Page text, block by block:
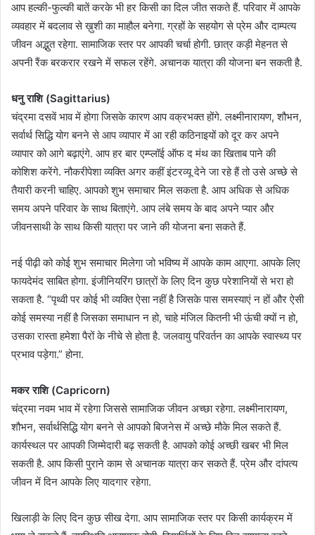
आप हल्की-फुल्की बातें करके भी हर किसी का दिल जीत सकते हैं. परिवार में आपके
व्यवहार में बदलाव से ख़ुशी का माहौल बनेगा. ग्रहों के सहयोग से प्रेम और दाम्पत्य
जीवन अद्भुत रहेगा. सामाजिक स्तर पर आपकी चर्चा होगी. छात्र कड़ी मेहनत से
अपनी रैंक बरकरार रखने में सफल रहेंगे. अचानक यात्रा की योजना बन सकती है.
धनु राशि (Sagittarius)
चंद्रमा दसवें भाव में होगा जिसके कारण आप वक्रभक्त होंगे. लक्ष्मीनारायण, शौभन,
सर्वार्थ सिद्धि योग बनने से आप व्यापार में आ रही कठिनाइयों को दूर कर अपने
व्यापार को आगे बढ़ाएंगे. आप हर बार एम्प्लॉई ऑफ द मंथ का खिताब पाने की
कोशिश करेंगे. नौकरीपेशा व्यक्ति अगर कहीं इंटरव्यू देने जा रहे हैं तो उसे अच्छे से
तैयारी करनी चाहिए. आपको शुभ समाचार मिल सकता है. आप अधिक से अधिक
समय अपने परिवार के साथ बिताएंगे. आप लंबे समय के बाद अपने प्यार और
जीवनसाथी के साथ किसी यात्रा पर जाने की योजना बना सकते हैं.
नई पीढ़ी को कोई शुभ समाचार मिलेगा जो भविष्य में आपके काम आएगा. आपके लिए
फायदेमंद साबित होगा. इंजीनियरिंग छात्रों के लिए दिन कुछ परेशानियों से भरा हो
सकता है. “पृथ्वी पर कोई भी व्यक्ति ऐसा नहीं है जिसके पास समस्याएं न हों और ऐसी
कोई समस्या नहीं है जिसका समाधान न हो, चाहे मंजिल कितनी भी ऊंची क्यों न हो,
उसका रास्ता हमेशा पैरों के नीचे से होता है. जलवायु परिवर्तन का आपके स्वास्थ्य पर
प्रभाव पड़ेगा.” होना.
मकर राशि (Capricorn)
चंद्रमा नवम भाव में रहेगा जिससे सामाजिक जीवन अच्छा रहेगा. लक्ष्मीनारायण,
शौभन, सर्वार्थसिद्धि योग बनने से आपको बिजनेस में अच्छे मौके मिल सकते हैं.
कार्यस्थल पर आपकी जिम्मेदारी बढ़ सकती है. आपको कोई अच्छी खबर भी मिल
सकती है. आप किसी पुराने काम से अचानक यात्रा कर सकते हैं. प्रेम और दांपत्य
जीवन में दिन आपके लिए यादगार रहेगा.
खिलाड़ी के लिए दिन कुछ सीख देगा. आप सामाजिक स्तर पर किसी कार्यक्रम में